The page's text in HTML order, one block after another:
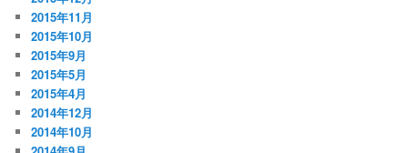
2015年11月
2015年10月
2015年9月
2015年5月
2015年4月
2014年12月
2014年10月